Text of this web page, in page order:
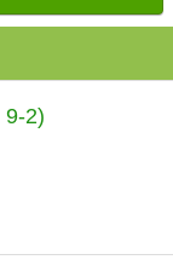
9-2)